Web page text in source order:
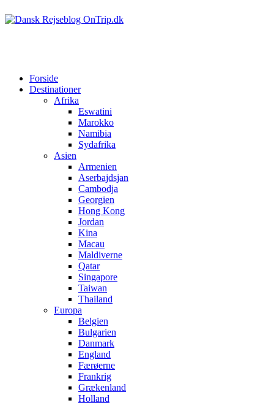
Forside
Destinationer
Afrika
Eswatini
Marokko
Namibia
Sydafrika
Asien
Armenien
Aserbajdsjan
Cambodja
Georgien
Hong Kong
Jordan
Kina
Macau
Maldiverne
Qatar
Singapore
Taiwan
Thailand
Europa
Belgien
Bulgarien
Danmark
England
Færøerne
Frankrig
Grækenland
Holland